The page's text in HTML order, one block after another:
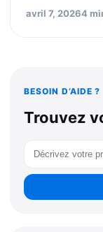
avril 7, 20264
BESOIN D’AIDE ?
Trouvez